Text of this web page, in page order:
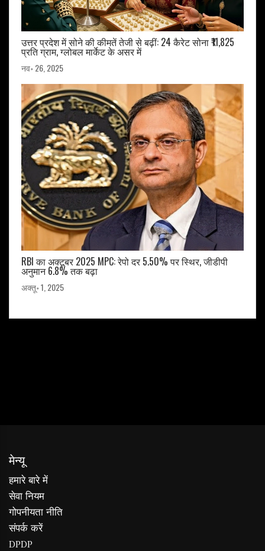
उत्तर प्रदेश में सोने की कीमतें तेजी से बढ़ीं: 24 कैरेट सोना ₹11,825
प्रति ग्राम, ग्लोबल मार्केट के असर में
नव॰ 26, 2025
RBI का अक्टूबर 2025 MPC: रेपो दर 5.50% पर स्थिर, जीडीपी
अनुमान 6.8% तक बढ़ा
अक्तू॰ 1, 2025
मेन्यू
हमारे बारे में
सेवा नियम
गोपनीयता नीति
संपर्क करें
DPDP